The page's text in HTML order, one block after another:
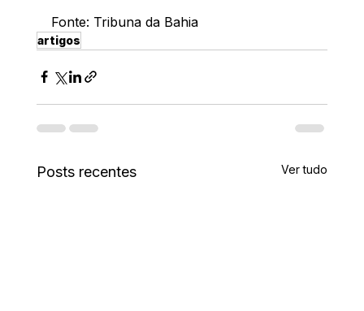
Fonte: Tribuna da Bahia
artigos
Posts recentes Ver tudo